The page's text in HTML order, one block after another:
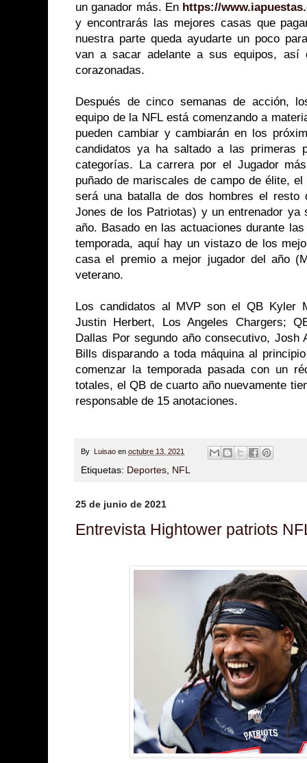
un ganador más. En https://
y encontrarás las mejores casas que
nuestra parte queda ayudarte un poco
van a sacar adelante a sus equipos, así
corazonadas.
Después de cinco semanas de acción,
equipo de la NFL está comenzando a
pueden cambiar y cambiarán en los
candidatos ya ha saltado a las primeras
categorías. La carrera por el Jugador
puñado de mariscales de campo de élite,
será una batalla de dos hombres el resto
Jones de los Patriotas) y un entrenador ya
año. Basado en las actuaciones durante
temporada, aquí hay un vistazo de los
casa el premio a mejor jugador del año
veterano.
Los candidatos al MVP son el QB Kyler
Justin Herbert, Los Angeles Chargers;
Dallas Por segundo año consecutivo,
Bills disparando a toda máquina al
comenzar la temporada pasada con un
totales, el QB de cuarto año nuevamente
responsable de 15 anotaciones.
By Luisao en octubre 13, 2021
Etiquetas: Deportes NFL
25 de junio de 2021
Entrevista Hightower patriots